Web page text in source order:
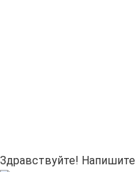
Здравствуйте!